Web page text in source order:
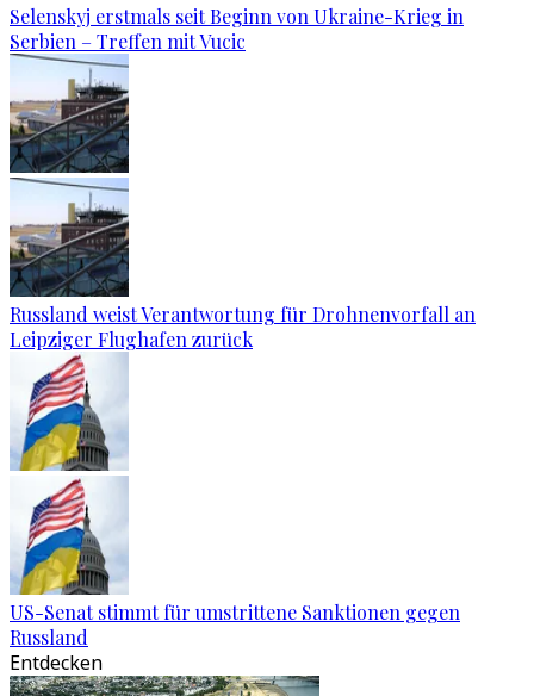
Selenskyj erstmals seit Beginn von Ukraine-Krieg in
Serbien – Treffen mit Vucic
Russland weist Verantwortung für Drohnenvorfall an
Leipziger Flughafen zurück
US-Senat stimmt für umstrittene Sanktionen gegen
Russland
Entdecken